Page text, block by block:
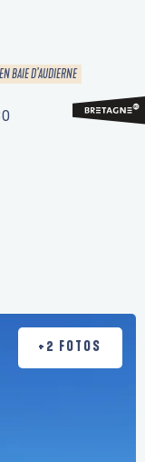
BAIE D’AUDIERNE
+2 FOTOS